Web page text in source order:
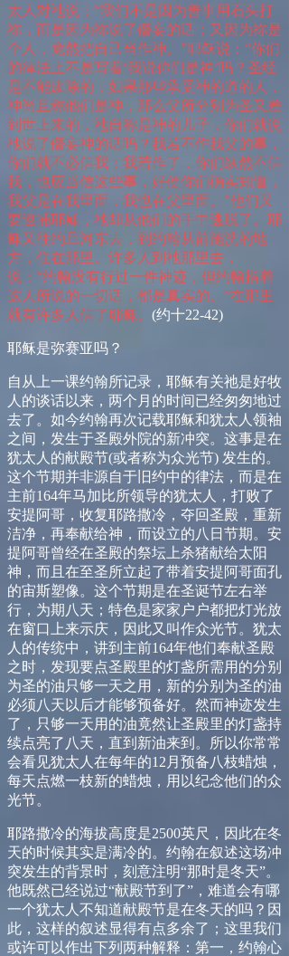
太人对祂说：“我们不是因为善事用石头打
祢，而是因为祢说了僭妄的话；又因为祢是
个人，竟然把自己当作神。”耶稣说：“你们
的律法上不是写着‘我说你们是神’吗？圣经
是不能废除的，如果那些承受神的道的人，
神尚且称他们是神，那么父所分别为圣又差
到世上来的，祂自称是神的儿子，你们就说
祂说了僭妄神的话吗？我若不作我父的事，
你们就不必信我；我若作了，你们纵然不信
我，也应当信这些事，好使你们确实知道，
我父是在我里面，我也在父里面。”他们又
要逮捕耶稣，祂却从他们的手中逃脱了。耶
稣又往约旦河东去，到约翰从前施洗的地
方，住在那里。许多人到祂那里去，
说：“约翰没有行过一件神迹，但约翰指着
这人所说的一切话，都是真实的。”在那里
就有许多人信了耶稣。 (约十22-42)
耶稣是弥赛亚吗？
自从上一课约翰所记录，耶稣有关祂是好牧
人的谈话以来，两个月的时间已经匆匆地过
去了。如今约翰再次记载耶稣和犹太人领袖
之间，发生于圣殿外院的新冲突。这事是在
犹太人的献殿节(或者称为众光节) 发生的。
这个节期并非源自于旧约中的律法，而是在
主前164年马加比所领导的犹太人，打败了
安提阿哥，收复耶路撒冷，夺回圣殿，重新
洁净，再奉献给神，而设立的八日节期。安
提阿哥曾经在圣殿的祭坛上杀猪献给太阳
神，而且在至圣所立起了带着安提阿哥面孔
的宙斯塑像。这个节期是在圣诞节左右举
行，为期八天；特色是家家户户都把灯光放
在窗口上来示庆，因此又叫作众光节。犹太
人的传统中，讲到主前164年他们奉献圣殿
之时，发现要点圣殿里的灯盏所需用的分别
为圣的油只够一天之用，新的分别为圣的油
必须八天以后才能够预备好。然而神迹发生
了，只够一天用的油竟然让圣殿里的灯盏持
续点亮了八天，直到新油来到。所以你常常
会看见犹太人在每年的12 月预备八枝蜡烛，
每天点燃一枝新的蜡烛，用以纪念他们的众
光节。
耶路撒冷的海拔高度是2500英尺，因此在冬
天的时候其实是满冷的。约翰在叙述这场冲
突发生的背景时，刻意注明“那时是冬天”。
他既然已经说过“献殿节到了”，难道会有哪
一个犹太人不知道献殿节是在冬天的吗？因
此，这样的叙述显得有点多余了；这里我们
或许可以作出下列两种解释：第一，约翰心